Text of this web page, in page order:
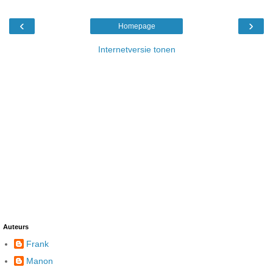
‹ ›
Homepage
Internetversie tonen
Auteurs
Frank
Manon